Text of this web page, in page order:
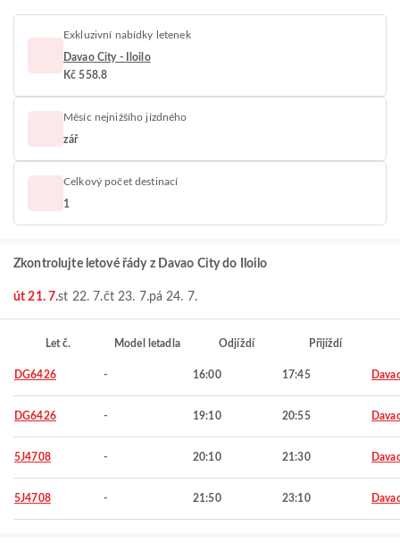
Exkluzivní nabídky letenek
Davao City - Iloilo
Kč 558.8
Měsíc nejnižšího jízdného
zář
Celkový počet destinací
1
Zkontrolujte letové řády z Davao City do Iloilo
út 21. 7.st 22. 7.čt 23. 7.pá 24. 7.
Let č. Model letadla Odjíždí Přijíždí
DG6426 - 16:00 17:45
DG6426 - 19:10 20:55
5J4708 - 20:10 21:30
5J4708 - 21:50 23:10